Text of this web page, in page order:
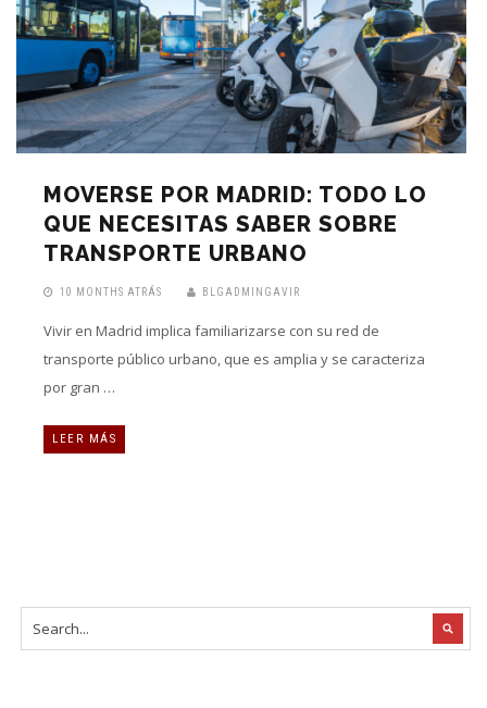
MOVERSE POR MADRID: TODO LO
QUE NECESITAS SABER SOBRE
TRANSPORTE URBANO
10 MONTHS ATRÁS BLGADMINGAVIR
Vivir en Madrid implica familiarizarse con su red de
transporte público urbano, que es amplia y se caracteriza
por gran …
LEER MÁS